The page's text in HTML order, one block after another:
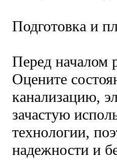
Подготовка и
Перед началом
Оцените
канализацию,
зачастую
технологии,
надежности и